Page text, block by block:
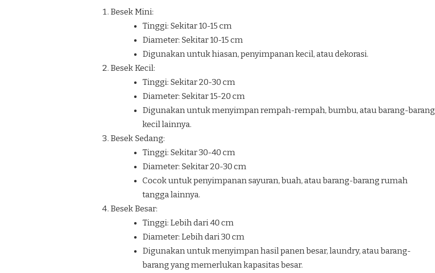
Besek Mini:
Tinggi: Sekitar 10-15 cm
Diameter: Sekitar 10-15 cm
Digunakan untuk hiasan, penyimpanan kecil, atau dekorasi.
Besek Kecil:
Tinggi: Sekitar 20-30 cm
Diameter: Sekitar 15-20 cm
Digunakan untuk menyimpan rempah-rempah, bumbu, atau barang-barang
kecil lainnya.
Besek Sedang:
Tinggi: Sekitar 30-40 cm
Diameter: Sekitar 20-30 cm
Cocok untuk penyimpanan sayuran, buah, atau barang-barang rumah
tangga lainnya.
Besek Besar:
Tinggi: Lebih dari 40 cm
Diameter: Lebih dari 30 cm
Digunakan untuk menyimpan hasil panen besar, laundry, atau barang-
barang yang memerlukan kapasitas besar.